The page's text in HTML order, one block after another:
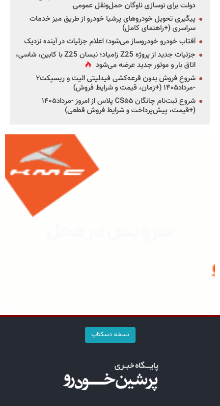
دولت برای نوسازی ناوگان حمل‌ونقل عمومی
پیگیری تحویل خودروهای پرشیا خودرو از طریق میز خدمات
سراسری (+راهنمای کامل)
آفتاب خودرو خودروساز می‌شود؛ اعلام جزئیات در آینده نزدیک
جزئیات جدید از پروژه Z25 زامیاد؛ نیسان Z25 با کابین، شاسی،
اتاق بار و موتور جدید عرضه می‌شود
شروع فروش بدون قرعه‌کشی فیدلیتی الیت و ریسپکت۲
-مرداد۱۴۰۵ (+زمان، قیمت و شرایط فروش)
شروع ثبت‌نام چانگان CS۵۵ پلاس از امروز -مرداد۱۴۰۵
(+قیمت، پیش‌پرداخت و شرایط فروش قطعی)
نسخه دسکتاپ